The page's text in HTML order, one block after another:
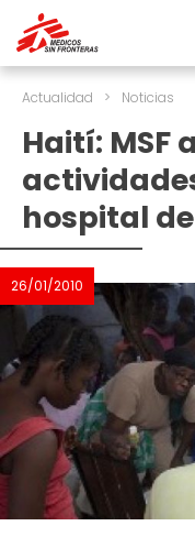
Actualidad > Noticias
Haití: MSF
hospital
26/01/2010